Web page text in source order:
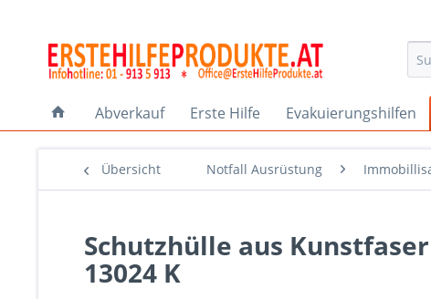
Abverkauf Erste Hilfe Evakuierungshilfen
Übersicht Notfall Ausrüstung
Schutzhülle aus
13024 K